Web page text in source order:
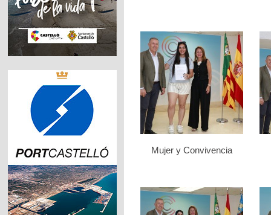
Mujer y Convivencia